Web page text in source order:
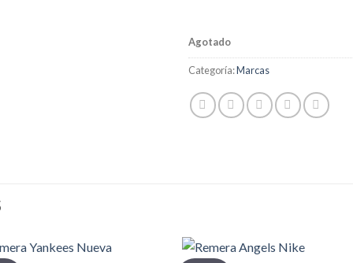
Agotado
Categoría:Marcas